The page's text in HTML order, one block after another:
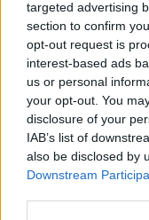
targeted advertising
section to confirm
opt-out request is
interest-based ads
us or personal
your opt-out. You
disclosure of your
IAB’s list of
also be disclosed by
Downstream
rosszkedvet neki,
– Rita, volna egy
előző nő volt az. El
hiszen, csak
– Persze –
– Igen, de ne itt
Arcán zavar